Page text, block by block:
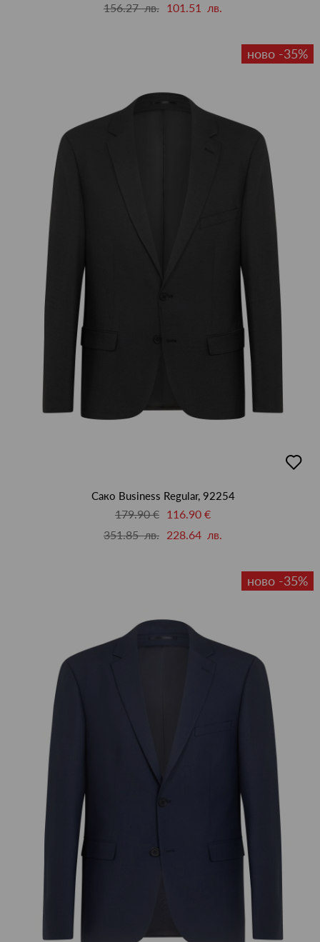
156.27 лв. 101.51 лв.
ново -35%
в
Сако Business Regular, 92254
179.90 € 116.90 €
351.85 лв. 228.64 лв.
ново -35%